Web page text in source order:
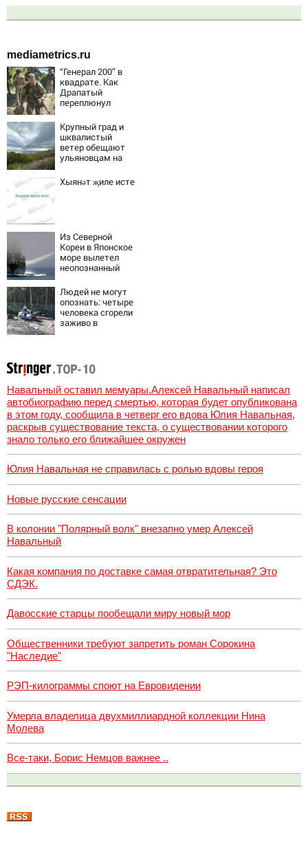
mediametrics.ru
“Генерал 200” в
квадрате. Как
Драпатый
переплюнул
Крупный град и
шквалистый
ветер обещают
ульяновцам на
Хыянәт җиле исте
Из Северной
Кореи в Японское
море вылетел
неопознанный
Людей не могут
опознать: четыре
человека сгорели
заживо в
Новости
Навальный оставил мемуары.Алексей Навальный написал
автобиографию перед смертью, которая будет опубликована
в этом году, сообщила в четверг его вдова Юлия Навальная,
раскрыв существование текста, о существовании которого
знало только его ближайшее окружен
Юлия Навальная не справилась с ролью вдовы героя
Новые русские сенсации
В колонии "Полярный волк" внезапно умер Алексей
Навальный
Какая компания по доставке самая отвратительная? Это
СДЭК.
Давосские старцы пообещали миру новый мор
Общественники требуют запретить роман Сорокина
"Наследие"
РЭП-килограммы споют на Евровидении
Умерла владелица двухмиллиардной коллекции Нина
Молева
Все-таки, Борис Немцов важнее ..